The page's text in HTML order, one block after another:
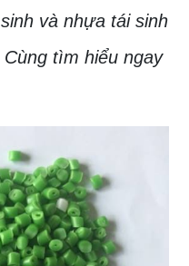
và nhựa tái sinh
tìm hiểu ngay